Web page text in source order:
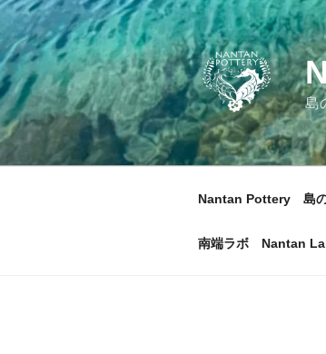
コ
ン
テ
ン
ツ
へ
ス
キ
島
Nantan Pottery 島
南端ラボ Nantan